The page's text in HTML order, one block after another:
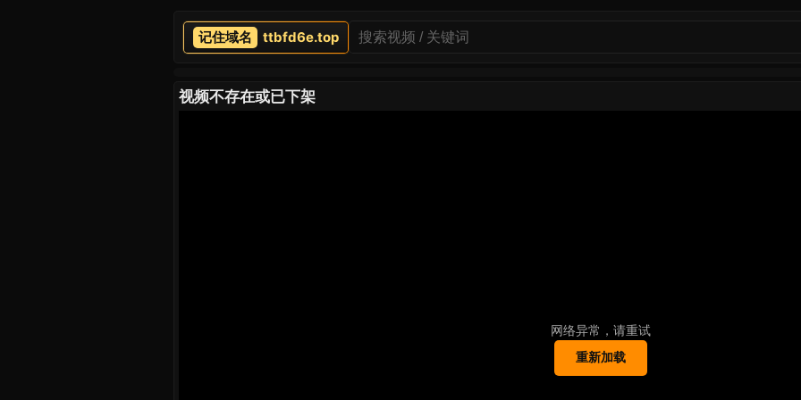
ttbfd6e.top
视频不存在或已下架
网络异常，请重试
重新加载